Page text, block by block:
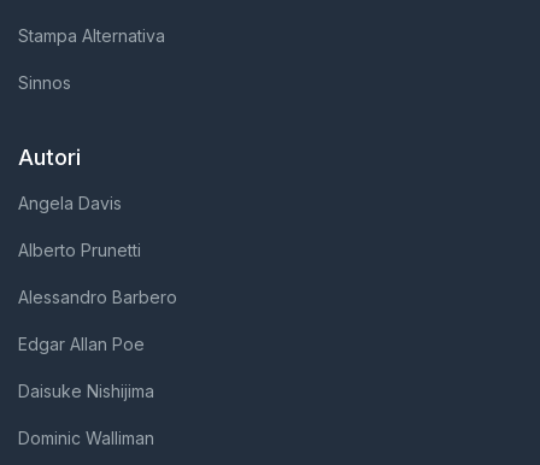
Stampa Alternativa
Sinnos
Autori
Angela Davis
Alberto Prunetti
Alessandro Barbero
Edgar Allan Poe
Daisuke Nishijima
Dominic Walliman